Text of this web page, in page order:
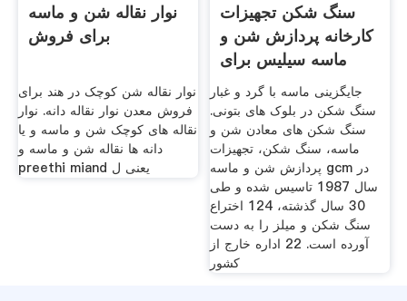
نوار نقاله شن و ماسه
برای فروش
نوار نقاله شن کوچک در هند برای
فروش معدن نوار نقاله دانه. نوار
نقاله های کوچک شن و ماسه و یا
دانه ها نقاله شن و ماسه و
preethi miand یعنی ل
سنگ شکن تجهیزات
کارخانه پردازش شن و
ماسه سیلیس برای
فروش
جایگزینی ماسه با گرد و غبار
سنگ شکن در بلوک های بتونی.
سنگ شکن های معادن شن و
ماسه، سنگ شکن، تجهیزات
پردازش شن و ماسه gcm در
سال 1987 تاسیس شده و طی
30 سال گذشته، 124 اختراع
سنگ شکن و میلز را به دست
آورده است. 22 اداره خارج از
کشور